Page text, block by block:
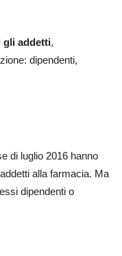
gli addetti,
dipendenti,
di luglio 2016 hanno
alla farmacia. Ma
dipendenti o